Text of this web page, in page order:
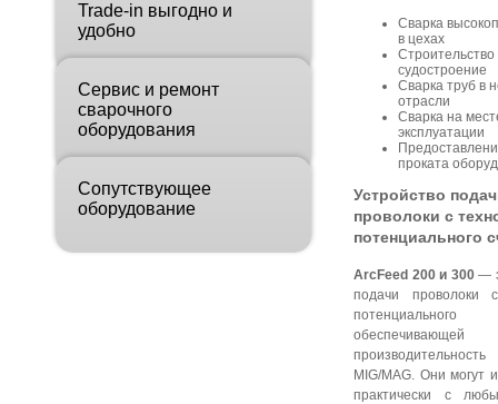
Trade-in выгодно и
удобно
Сервис и ремонт
сварочного
оборудования
Сопутствующее
оборудование
Сварка
в цехах
Строительство
судостроение
Сварка труб в
отрасли
Сварка на
эксплуатации
проката
Устройство
проволоки с
потенциального
ArcFeed 200 и 300—
подачи проволоки
потенциального
MIG/MAG. Они могут
практически с